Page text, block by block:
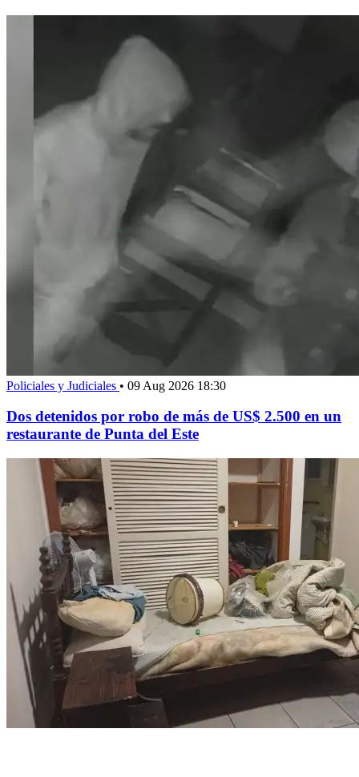
Policiales y Judiciales • 09 Aug 2026 18:30
Dos detenidos por robo de más de US$ 2.500 en un
restaurante de Punta del Este